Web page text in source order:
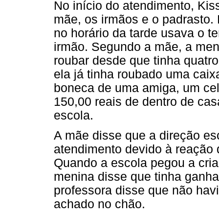
No início do atendimento,
mãe, os irmãos e o
no horário da tarde usava o
irmão. Segundo a mãe, a
roubar desde que tinha
ela já tinha roubado uma
boneca de uma amiga, um
150,00 reais de dentro de
escola.
A mãe disse que a direção
atendimento devido à
Quando a escola pegou a
menina disse que tinha
professora disse que não
achado no chão.